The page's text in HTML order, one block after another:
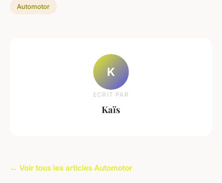
Automotor
K
ECRIT PAR
Kaïs
← Voir tous les articles Automotor